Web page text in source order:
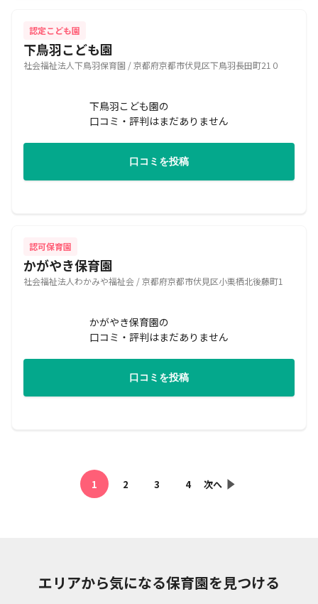
認定こども園
下鳥羽こども園
社会福祉法人下鳥羽保育園 / 京都府京都市伏見区下鳥羽長田町21０
下鳥羽こども園の
口コミ・評判はまだありません
口コミを投稿
認可保育園
かがやき保育園
社会福祉法人わかみや福祉会 / 京都府京都市伏見区小栗栖北後藤町1
かがやき保育園の
口コミ・評判はまだありません
口コミを投稿
1 2 3 4 次へ
エリアから気になる保育園を見つける